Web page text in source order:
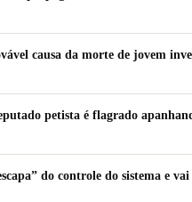
causa da morte de jovem
petista é flagrado
do controle do sistema e